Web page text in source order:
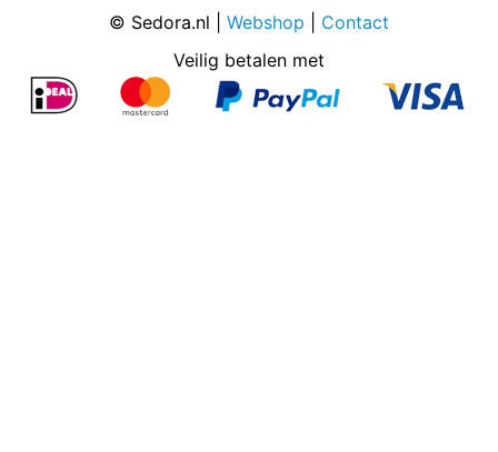
© Sedora.nl | Webshop
Contact
Veilig betalen met